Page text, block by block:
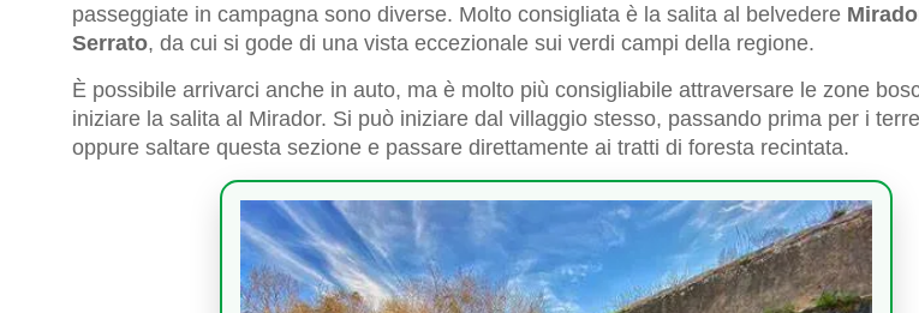
passeggiate in campagna sono diverse. Molto consigliata è la salita al belvedere
Serrato, da cui si gode di una vista eccezionale sui verdi campi della regione.
È possibile arrivarci anche in auto, ma è molto più consigliabile attraversare le zone
iniziare la salita al Mirador. Si può iniziare dal villaggio stesso, passando prima per i
oppure saltare questa sezione e passare direttamente ai tratti di foresta recintata.